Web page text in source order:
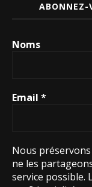
ABONNEZ-
Noms
Email *
Nous
ne les
service possible.